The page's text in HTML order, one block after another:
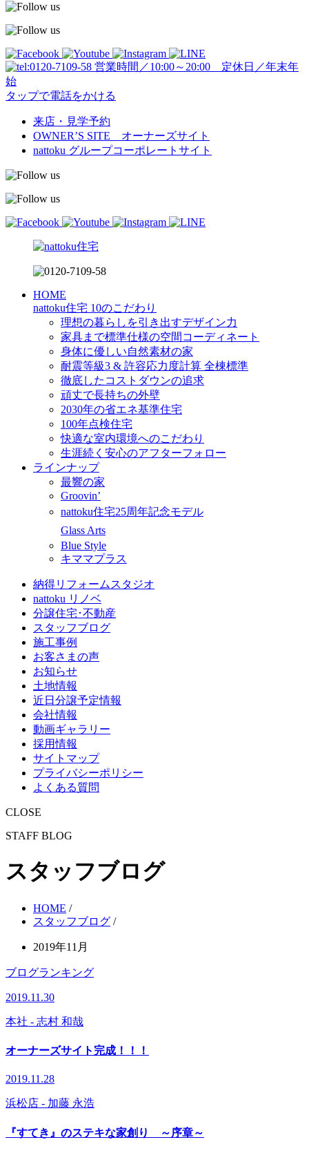
営業時間／10:00～20:00 定休日／年末年
始
タップで電話をかける
来店・見学予約
OWNER’S SITE オーナーズサイト
nattoku グループコーポレートサイト
HOME
nattoku住宅 10のこだわり
理想の暮らしを引き出すデザイン力
家具まで標準仕様の空間コーディネート
身体に優しい自然素材の家
耐震等級3 & 許容応力度計算 全棟標準
徹底したコストダウンの追求
頑丈で長持ちの外壁
2030年の省エネ基準住宅
100年点検住宅
快適な室内環境へのこだわり
生涯続く安心のアフターフォロー
ラインナップ
最響の家
Groovin’
nattoku住宅25周年記念モデル
Glass Arts
Blue Style
キママプラス
納得リフォームスタジオ
nattoku リノベ
分譲住宅･不動産
スタッフブログ
施工事例
お客さまの声
お知らせ
土地情報
近日分譲予定情報
会社情報
動画ギャラリー
採用情報
サイトマップ
プライバシーポリシー
よくある質問
CLOSE
STAFF BLOG
スタッフブログ
HOME /
スタッフブログ /
2019年11月
ブログランキング
2019.11.30
本社 - 志村 和哉
オーナーズサイト完成！！！
2019.11.28
浜松店 - 加藤 永浩
『すてき』のステキな家創り ～序章～